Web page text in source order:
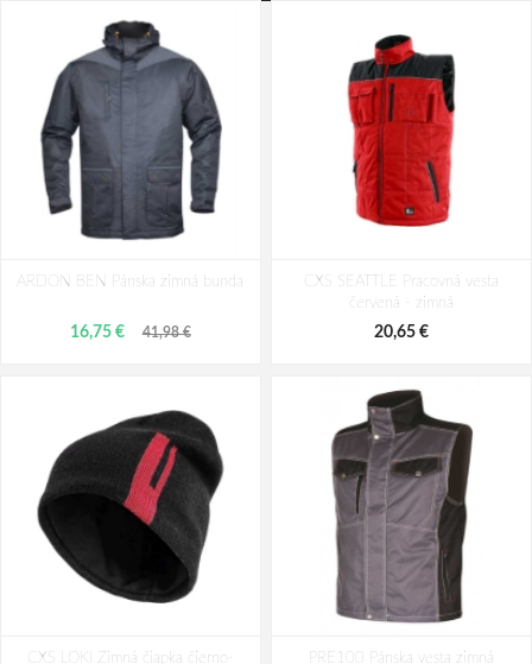
bunda čierno-šedá
bunda čierno-žltá
88,19 €
ARDON BEN Pánska zimná bunda
16,75 € 41,98 €
CXS SEATTLE Pracovná vesta
červená - zimná
20,65 €
CXS LOKI Zimná čiapka čierno-
PRE100 Pánska vesta zimná